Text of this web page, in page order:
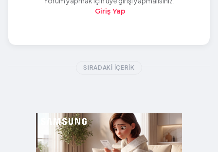
Giriş Yap
SIRADAKI İÇERIK